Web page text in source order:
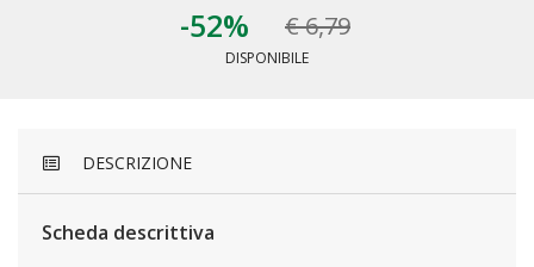
-52% € 6,79
DISPONIBILE
DESCRIZIONE
Scheda descrittiva